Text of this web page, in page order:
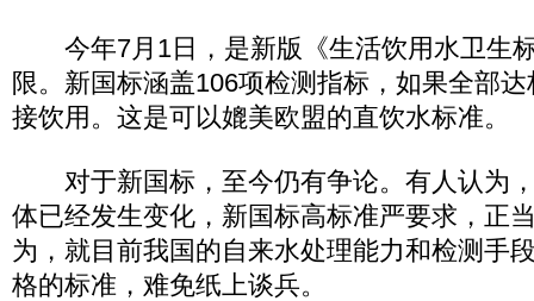
今年7月1日，是新版《生活饮用水卫生
限。新国标涵盖106项检测指标，如果全部
接饮用。这是可以媲美欧盟的直饮水标准。
对于新国标，至今仍有争论。有人认为
体已经发生变化，新国标高标准严要求，正
为，就目前我国的自来水处理能力和检测手
格的标准，难免纸上谈兵。